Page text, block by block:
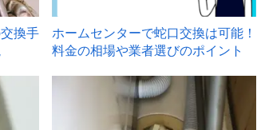
換手
ホームセンターで蛇口交換は可能！
料金の相場や業者選びのポイント